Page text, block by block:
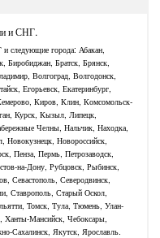
и СНГ.
следующие города: Абакан,
Биробиджан, Братск, Брянск,
Волгоград, Волгодонск,
Егорьевск, Екатеринбург,
Киров, Клин, Комсомольск-
Курск, Кызыл, Липецк,
Челны, Нальчик, Находка,
Новороссийск,
Пенза, Пермь, Петрозаводск,
на-Дону, Рубцовск, Рыбинск,
Севастополь, Северодвинск,
Ставрополь, Старый Оскол,
Томск, Тула, Тюмень, Улан-
Ханты-Мансийск, Чебоксары,
Сахалинск, Якутск, Ярославль.